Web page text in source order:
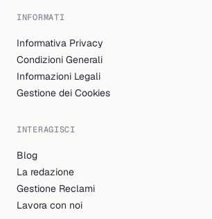
INFORMATI
Informativa Privacy
Condizioni Generali
Informazioni Legali
Gestione dei Cookies
INTERAGISCI
Blog
La redazione
Gestione Reclami
Lavora con noi